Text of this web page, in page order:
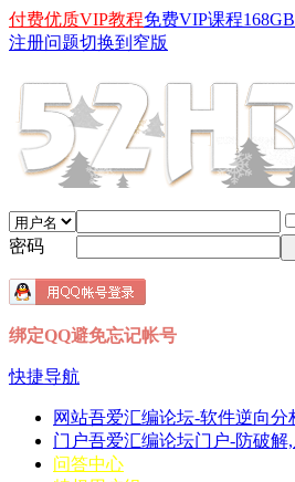
付费优质VIP教程免费VIP课程
注册问题切换到窄版
密码
绑定QQ避免忘记帐号
快捷导航
网站吾爱汇编论坛-软件逆向
门户吾爱汇编论坛门户-防破解
问答中心